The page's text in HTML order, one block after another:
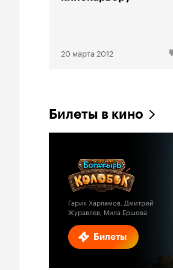
20 марта 2012
Билеты в кино
Билеты
Гарик Харламов, Дмитрий
Журавлев, Мила Ершова